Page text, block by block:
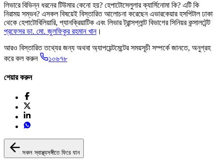
লিভারে বিভিন্ন ধরনের টিউমার কেনো হয়? হেপাটোসেলুলার ক্যার্সিনোমা কি? এটি কি
নিরাময় সম্ভব? এসকল বিষয়েই বিস্তারিত আলোচনা করেছেন এভারকেয়ার হসপিটাল ঢাকা
থেকে হেপাটোবিলিয়ারি, প্যানক্রিয়াটিক এবং লিভার ট্রান্সপ্লান্ট বিভাগের সিনিয়র কন্সালটেন্ট
প্রফেসর ডা. মো. জুলফিকুর রহমান খান।
আরও বিস্তারিত তথ্যের জন্য অথবা অ্যাপয়েন্টমেন্টের সময়সূচী সম্পর্কে জানতে, অনুগ্রহ
করে কল করুন
১০৬৭৮
শেয়ার করুন
সকল স্বাস্থ্যসঙ্গীতে ফিরে যান